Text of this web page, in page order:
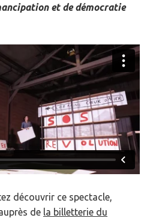
et de démocratie
découvrir ce spectacle,
de la billetterie du